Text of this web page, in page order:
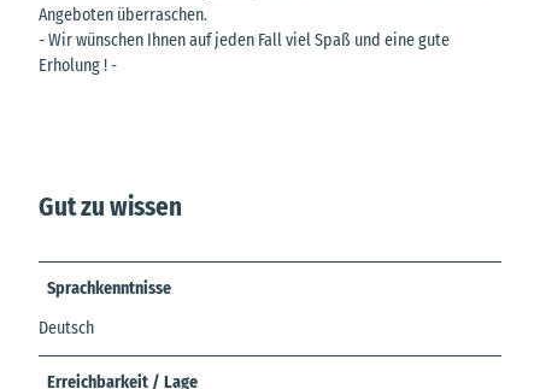
Angeboten überraschen.
- Wir wünschen Ihnen auf jeden Fall viel Spaß und eine gute
Erholung ! -
Gut zu wissen
Sprachkenntnisse
Deutsch
Erreichbarkeit / Lage